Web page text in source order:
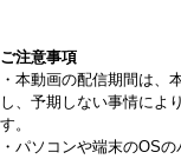
ご注意事項
・本動画の配信期間は、
し、予期しない事情によ
す。
・パソコンや端末のOS